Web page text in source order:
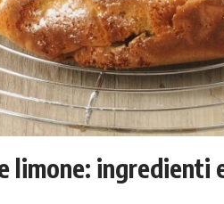
limone: ingredienti